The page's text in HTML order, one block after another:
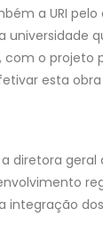
a URI
universidade
com o
esta
diretora geral
integração